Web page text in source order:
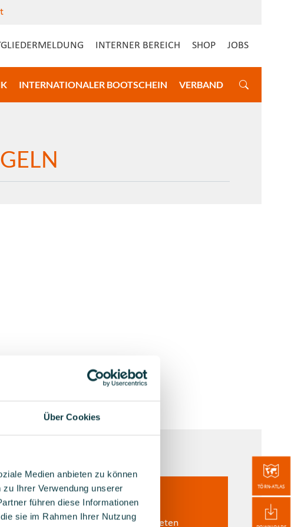
Über Cookies
Medien anbieten zu können
Ihrer Verwendung unserer
führen diese Informationen
sie im Rahmen Ihrer Nutzung
INTERNER BEREICH SHOP JOBS
INTERNATIONALER BOOTSCHEIN VERBAND
3. REGEL
Befolgen Sie in Naturschutzgebieten
4.TÖRN-ATLAS